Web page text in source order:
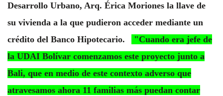
Desarrollo Urbano, Arq. Érica Moriones la llave de
su vivienda a la que pudieron acceder mediante un
crédito del Banco Hipotecario.
"Cuando era jefe de
la UDAI Bolívar comenzamos este proyecto junto a
Bali, que en medio de este contexto adverso que
atravesamos ahora 11 familias más puedan contar